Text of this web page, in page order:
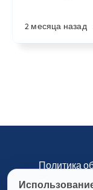
2 месяца назад
Политика